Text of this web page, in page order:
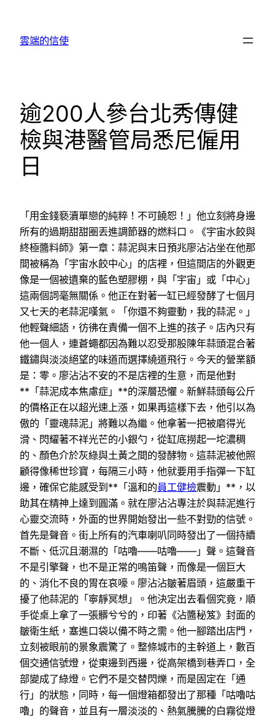
雲端的信使
逾200人參台北秀傳健
檢與港醫管局悉尼僱用
日
「用金錢褻瀆單戀的純粹！不可饒恕！」他立刻將身邊
所有的過期甜甜圈丟進調節器的燃料口。《宇宙水餃與
終極醬料師》第一章：蒜泥與末日預兆廖沾沾坐在他那
間被稱為「宇宙水餃中心」的店裡，但這間店的外觀更
像是一個被遺棄的藍色塑膠棚，與「宇宙」或「中心」
這兩個詞毫無關係。他正在對著一缸已經發酵了七個月
又七天的老蒜泥嘆氣。「你還不夠靈動，我的蒜泥。」
他輕聲細語，彷彿在責備一個不上進的孩子。店內只有
他一個人，連蒼蠅都因為難以忍受那股陳年蒜頭混合著
鐵鏽與淡淡絕望的味道而選擇繞道飛行。今天的營業額
是：零。廖沾沾不安的不是店裡的生意，而是他對
**「蒜泥成本焦慮症」**的深層恐懼。新鮮蒜頭每公斤
的價格正在以超光速上漲，如果再這樣下去，他引以為
傲的「靈魂蒜泥」將難以為繼。他拿著一把被磨得光
滑、閃耀著不祥光芒的小銀勺，從缸底撈起一坨濃稠
的、顏色介於灰綠與土黃之間的發酵物。這蒜泥被他照
顧得像稀世珍寶，每隔三小時，他就要用手指彈一下缸
邊，確保它能感受到**「溫和的員工健檢震動」**，以
助其在精神上達到圓滿。就在廖沾沾專注於與蒜泥進行
心靈交流時，外面的世界開始發出一些不對勁的信號。
首先是聲音。街上所有的汽車喇叭同時發出了一個持續
不斷、低沉且潮濕的「咕嚕——咕嚕——」聲。這聲音
不是引擎聲，也不是正常的鳴笛聲，而像是一個巨大
的、消化不良的胃在哀嚎。廖沾沾皺著眉頭，這嚴重干
擾了他蒜泥的「寧靜冥想」。他決定出去看個究竟，順
手從桌上拿了一張髒兮兮的，印著《沾醬秘笈》封面的
皺衛生紙，塞進口袋以備不時之需。他一腳踏出店門，
立刻被眼前的景象震驚了。整條城市的主幹道上，數百
個交通信號燈，從東邊到西邊，從高架橋到巷弄口，全
部變成了綠燈。它們不是交替閃爍，而是固定在「通
行」的狀態，同時，每一個燈箱都發出了那種「咕嚕咕
嚕」的聲音，並且有一層淡淡的、熱氣騰騰的白霧從燈